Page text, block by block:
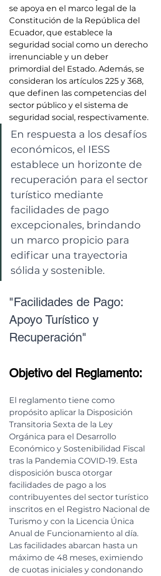
se apoya en el marco legal de la
Constitución de la República del
Ecuador, que establece la
seguridad social como un derecho
irrenunciable y un deber
primordial del Estado. Además, se
consideran los artículos 225 y 368,
que definen las competencias del
sector público y el sistema de
seguridad social, respectivamente.
En respuesta a los desafíos
económicos, el IESS
establece un horizonte de
recuperación para el sector
turístico mediante
facilidades de pago
excepcionales, brindando
un marco propicio para
edificar una trayectoria
sólida y sostenible.
"Facilidades de Pago:
Apoyo Turístico y
Recuperación"
Objetivo del Reglamento:
El reglamento tiene como
propósito aplicar la Disposición
Transitoria Sexta de la Ley
Orgánica para el Desarrollo
Económico y Sostenibilidad Fiscal
tras la Pandemia COVID-19. Esta
disposición busca otorgar
facilidades de pago a los
contribuyentes del sector turístico
inscritos en el Registro Nacional de
Turismo y con la Licencia Única
Anual de Funcionamiento al día.
Las facilidades abarcan hasta un
máximo de 48 meses, eximiendo
de cuotas iniciales y condonando